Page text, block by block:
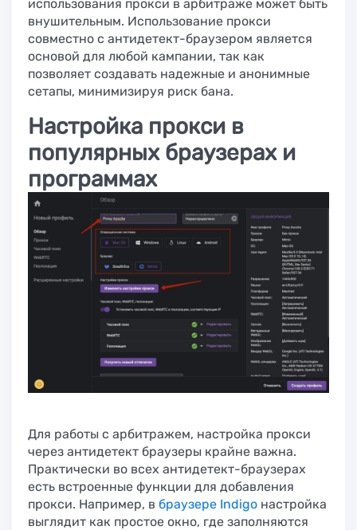
использования прокси в арбитраже может быть
внушительным. Использование прокси
совместно с антидетект-браузером является
основой для любой кампании, так как
позволяет создавать надежные и анонимные
сетапы, минимизируя риск бана.
Настройка прокси в
популярных браузерах и
программах
Для работы с арбитражем, настройка прокси
через антидетект браузеры крайне важна.
Практически во всех антидетект-браузерах
есть встроенные функции для добавления
прокси. Например, в браузере Indigo настройка
выглядит как простое окно, где заполняются